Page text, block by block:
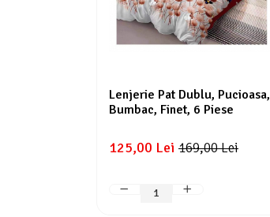
Lenjerie Pat Dublu, Pucioasa,
Bumbac, Finet, 6 Piese
169,00 Lei
125,00 Lei